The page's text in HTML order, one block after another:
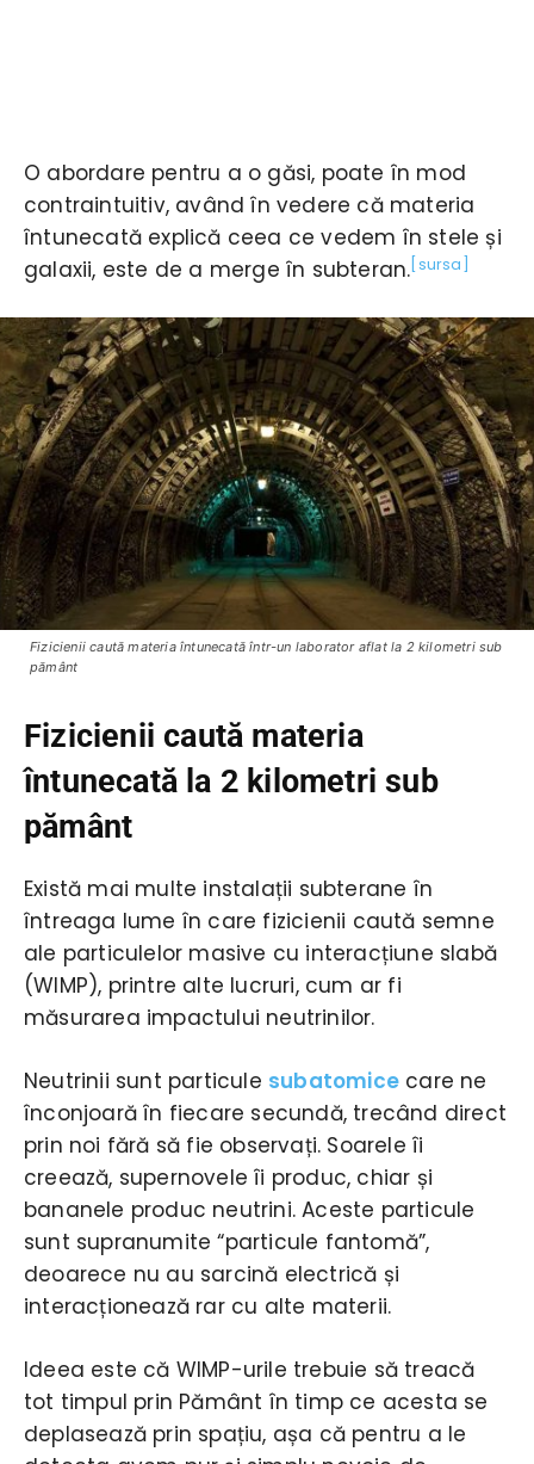
O abordare pentru a o găsi, poate în mod
contraintuitiv, având în vedere că materia
întunecată explică ceea ce vedem în stele și
galaxii, este de a merge în subteran. [sursa]
Fizicienii caută materia întunecată într-un laborator aflat la 2 kilometri sub
pământ
Fizicienii caută materia
întunecată la 2 kilometri sub
pământ
Există mai multe instalații subterane în
întreaga lume în care fizicienii caută semne
ale particulelor masive cu interacțiune slabă
(WIMP), printre alte lucruri, cum ar fi
măsurarea impactului neutrinilor.
Neutrinii sunt particule subatomice care ne
înconjoară în fiecare secundă, trecând direct
prin noi fără să fie observați. Soarele îi
creează, supernovele îi produc, chiar și
bananele produc neutrini. Aceste particule
sunt supranumite “particule fantomă”,
deoarece nu au sarcină electrică și
interacționează rar cu alte materii.
Ideea este că WIMP-urile trebuie să treacă
tot timpul prin Pământ în timp ce acesta se
deplasează prin spațiu, așa că pentru a le